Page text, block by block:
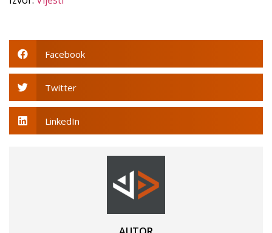
Facebook
Twitter
LinkedIn